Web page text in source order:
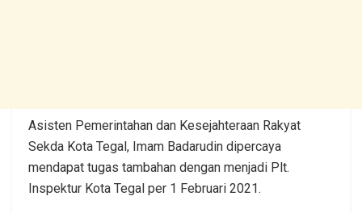
Asisten Pemerintahan dan Kesejahteraan Rakyat
Sekda Kota Tegal, Imam Badarudin dipercaya
mendapat tugas tambahan dengan menjadi Plt.
Inspektur Kota Tegal per 1 Februari 2021.